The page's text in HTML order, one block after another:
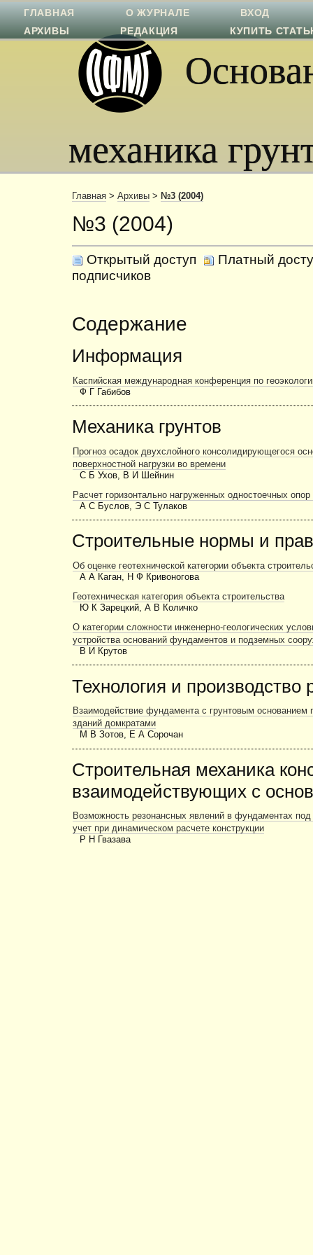
механика
ГЛАВНАЯ О ЖУРНАЛЕ
ВХОД
АРХИВЫ
РЕДАКЦИЯ КУПИТЬ
Главная > Архивы > №3 (2004)
№3 (2004)
Открытый доступ
Платный
подписчиков
Содержание
Информация
Каспийская международная конференция по
Ф Г Габибов
Механика грунтов
Прогноз осадок двухслойного консолидирующегося
поверхностной нагрузки во времени
С Б Ухов, В И Шейнин
Расчет горизонтально нагруженных одностоечных опор
А С Буслов, Э С Тулаков
Строительные нормы и
Об оценке геотехнической категории объекта
А А Каган, Н Ф Кривоногова
Геотехническая категория объекта строительства
Ю К Зарецкий, А В Количко
О категории сложности инженерно-геологических
устройства оснований фундаментов и подземных
В И Крутов
Технология и производство
Взаимодействие фундамента с грунтовым основанием
зданий домкратами
М В Зотов, Е А Сорочан
Строительная механика
взаимодействующих с
Возможность резонансных явлений в фундаментах под
учет при динамическом расчете конструкции
Р Н Гвазава